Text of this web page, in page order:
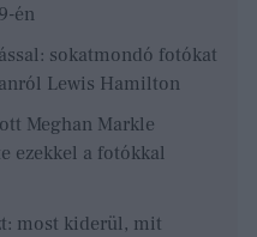
én
sokatmondó fotókat
Lewis Hamilton
Meghan Markle
ezekkel a fotókkal
most kiderül, mit